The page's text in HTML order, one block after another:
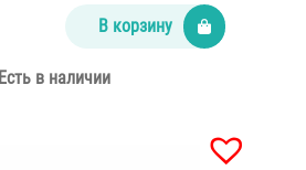
В корзину
Есть в наличии